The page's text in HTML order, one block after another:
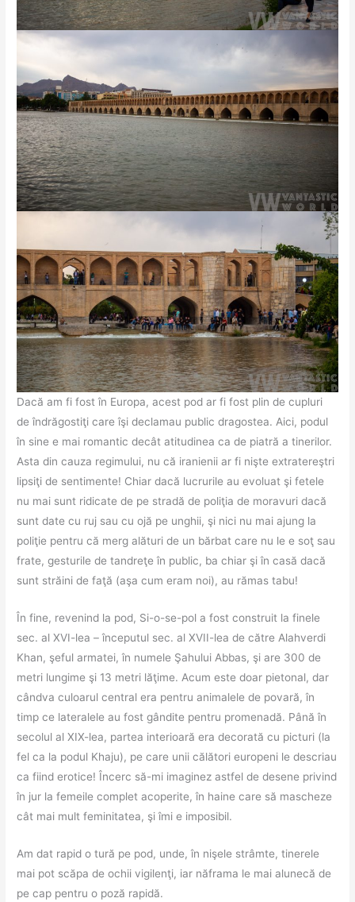
Dacă am fi fost în Europa, acest pod ar fi fost plin de cupluri
de îndrăgostiţi care îşi declamau public dragostea. Aici, podul
în sine e mai romantic decât atitudinea ca de piatră a tinerilor.
Asta din cauza regimului, nu că iranienii ar fi nişte extratereştri
lipsiţi de sentimente! Chiar dacă lucrurile au evoluat şi fetele
nu mai sunt ridicate de pe stradă de poliţia de moravuri dacă
sunt date cu ruj sau cu ojă pe unghii, şi nici nu mai ajung la
poliţie pentru că merg alături de un bărbat care nu le e soţ sau
frate, gesturile de tandreţe în public, ba chiar şi în casă dacă
sunt străini de faţă (aşa cum eram noi), au rămas tabu!
În fine, revenind la pod, Si-o-se-pol a fost construit la finele
sec. al XVI-lea – începutul sec. al XVII-lea de către Alahverdi
Khan, şeful armatei, în numele Şahului Abbas, şi are 300 de
metri lungime şi 13 metri lăţime. Acum este doar pietonal, dar
cândva culoarul central era pentru animalele de povară, în
timp ce lateralele au fost gândite pentru promenadă. Până în
secolul al XIX-lea, partea interioară era decorată cu picturi (la
fel ca la podul Khaju), pe care unii călători europeni le descriau
ca fiind erotice! Încerc să-mi imaginez astfel de desene privind
în jur la femeile complet acoperite, în haine care să mascheze
cât mai mult feminitatea, şi îmi e imposibil.
Am dat rapid o tură pe pod, unde, în nişele strâmte, tinerele
mai pot scăpa de ochii vigilenţi, iar năframa le mai alunecă de
pe cap pentru o poză rapidă.